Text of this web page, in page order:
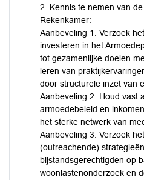
2. Kennis te nemen van
Rekenkamer:
Aanbeveling 1. Verzoek
investeren in het
tot gezamenlijke doelen
leren van
door structurele inzet van
Aanbeveling 2. Houd vast
armoedebeleid en
het sterke netwerk van
Aanbeveling 3. Verzoek
(outreachende)
bijstandsgerechtigden op
woonlastenonderzoek en